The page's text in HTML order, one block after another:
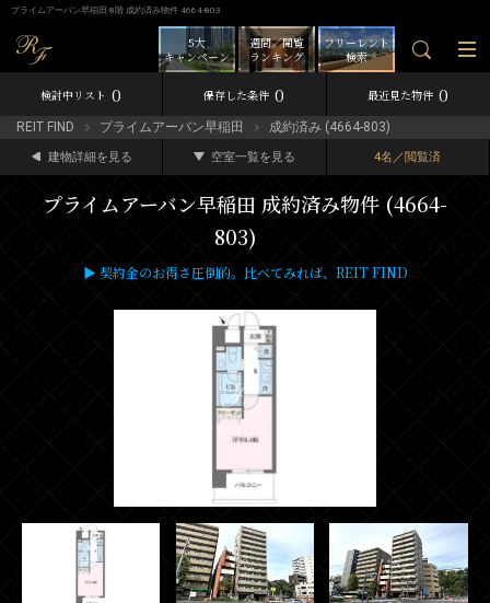
プライムアーバン早稲田 8階 成約済み物件 4664-803
フリーレント
検索
週間／閲覧
ランキング
5大
キャンペーン
検討中リスト 0 保存した条件 0 最近見た物件 0
REIT FIND プライムアーバン早稲田 成約済み (4664-803)
建物詳細を見る 空室一覧を見る 4名／閲覧済
プライムアーバン早稲田 成約済み物件 (4664-
803)
▶ 契約金のお得さ圧倒的。比べてみれば、REIT FIND